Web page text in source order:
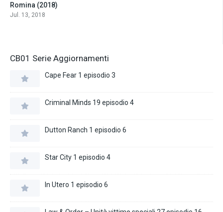
Romina (2018)
Jul. 13, 2018
CB01 Serie Aggiornamenti
Cape Fear 1 episodio 3
Criminal Minds 19 episodio 4
Dutton Ranch 1 episodio 6
Star City 1 episodio 4
In Utero 1 episodio 6